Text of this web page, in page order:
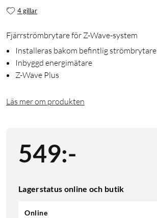
4 gillar
Fjärrströmbrytare för Z-Wave-system
Installeras bakom befintlig strömbrytare
Inbyggd energimätare
Z-Wave Plus
Läs mer om produkten
549:-
Lagerstatus online och butik
Online